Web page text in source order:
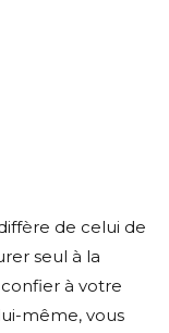
de celui de
seul à la
à votre
même, vous